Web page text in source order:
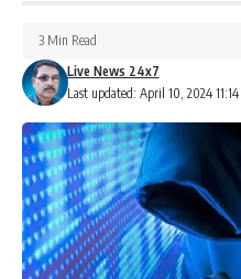
Last updated: April 10, 2024 11:14
Live News 24x7
3 Min Read